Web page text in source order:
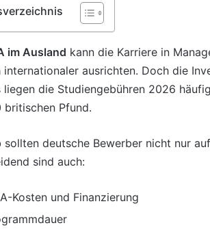
im Ausland kann die Karriere in
ausrichten. Doch die
liegen die Studiengebühren 2026
britischen Pfund.
sollten deutsche Bewerber nicht nur
sind auch:
Kosten und Finanzierung